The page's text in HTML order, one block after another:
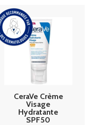
CeraVe Crème
Visage
Hydratante
SPF50